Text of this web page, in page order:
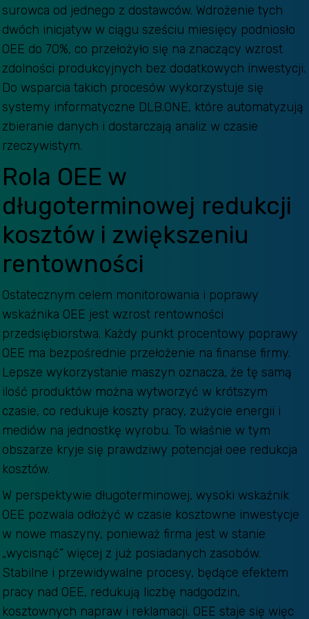
surowca od jednego z dostawców. Wdrożenie tych
dwóch inicjatyw w ciągu sześciu miesięcy podniosło
OEE do 70%, co przełożyło się na znaczący wzrost
zdolności produkcyjnych bez dodatkowych inwestycji.
Do wsparcia takich procesów wykorzystuje się
systemy informatyczne DLB.ONE, które automatyzują
zbieranie danych i dostarczają analiz w czasie
rzeczywistym.
Rola OEE w
długoterminowej redukcji
kosztów i zwiększeniu
rentowności
Ostatecznym celem monitorowania i poprawy
wskaźnika OEE jest wzrost rentowności
przedsiębiorstwa. Każdy punkt procentowy poprawy
OEE ma bezpośrednie przełożenie na finanse firmy.
Lepsze wykorzystanie maszyn oznacza, że tę samą
ilość produktów można wytworzyć w krótszym
czasie, co redukuje koszty pracy, zużycie energii i
mediów na jednostkę wyrobu. To właśnie w tym
obszarze kryje się prawdziwy potencjał oee redukcja
kosztów.
W perspektywie długoterminowej, wysoki wskaźnik
OEE pozwala odłożyć w czasie kosztowne inwestycje
w nowe maszyny, ponieważ firma jest w stanie
„wycisnąć” więcej z już posiadanych zasobów.
Stabilne i przewidywalne procesy, będące efektem
pracy nad OEE, redukują liczbę nadgodzin,
kosztownych napraw i reklamacji. OEE staje się więc